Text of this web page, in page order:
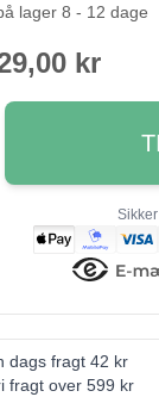
lager 8 - 12 dage
kr
dags fragt 42 kr
fragt over 599 kr